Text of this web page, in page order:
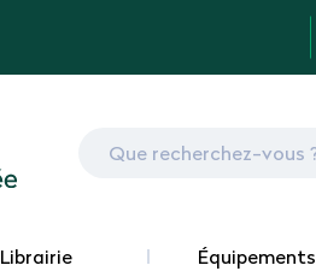
Librairie Équipements